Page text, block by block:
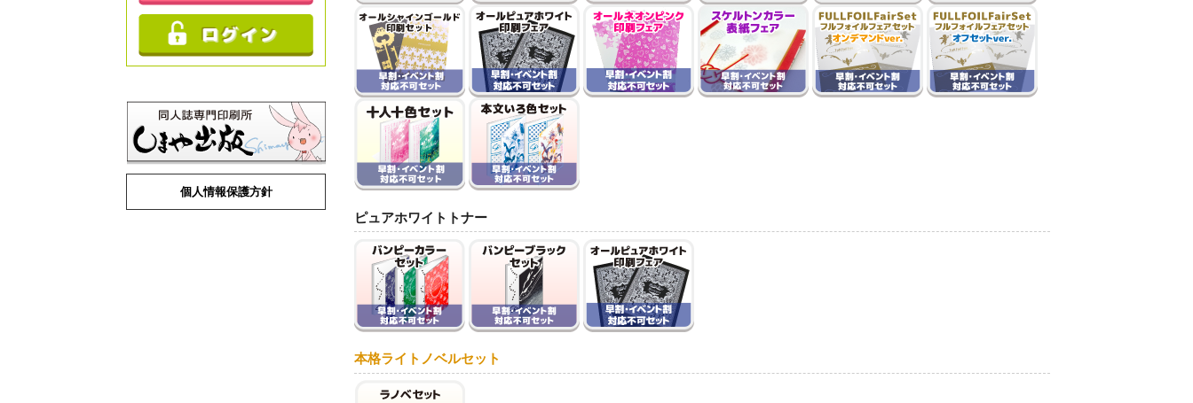
ピュアホワイトトナー
本格ライトノベルセット
個人情報保護方針